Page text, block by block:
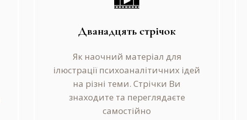
Дванадцять стрічок
Як наочний матеріал для
ілюстрації психоаналітичних ідей
на різні теми. Стрічки Ви
знаходите та переглядаєте
самостійно